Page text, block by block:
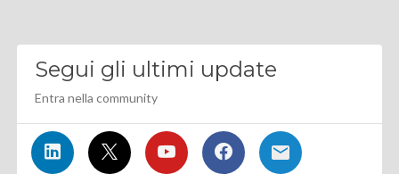
Segui gli ultimi update
Entra nella community